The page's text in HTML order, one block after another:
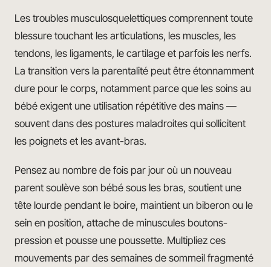
Les troubles musculosquelettiques comprennent toute
blessure touchant les articulations, les muscles, les
tendons, les ligaments, le cartilage et parfois les nerfs.
La transition vers la parentalité peut être étonnamment
dure pour le corps, notamment parce que les soins au
bébé exigent une utilisation répétitive des mains —
souvent dans des postures maladroites qui sollicitent
les poignets et les avant-bras.
Pensez au nombre de fois par jour où un nouveau
parent soulève son bébé sous les bras, soutient une
tête lourde pendant le boire, maintient un biberon ou le
sein en position, attache de minuscules boutons-
pression et pousse une poussette. Multipliez ces
mouvements par des semaines de sommeil fragmenté